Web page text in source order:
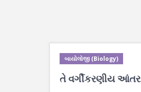
બાયોલોજી (Biology)
તે વર્ગીકરણીય